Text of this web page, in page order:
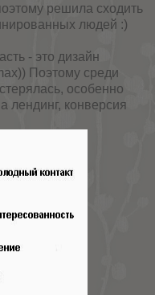
решила сходить
людей :)
- это дизайн
Поэтому среди
особенно
лендинг, конверсия